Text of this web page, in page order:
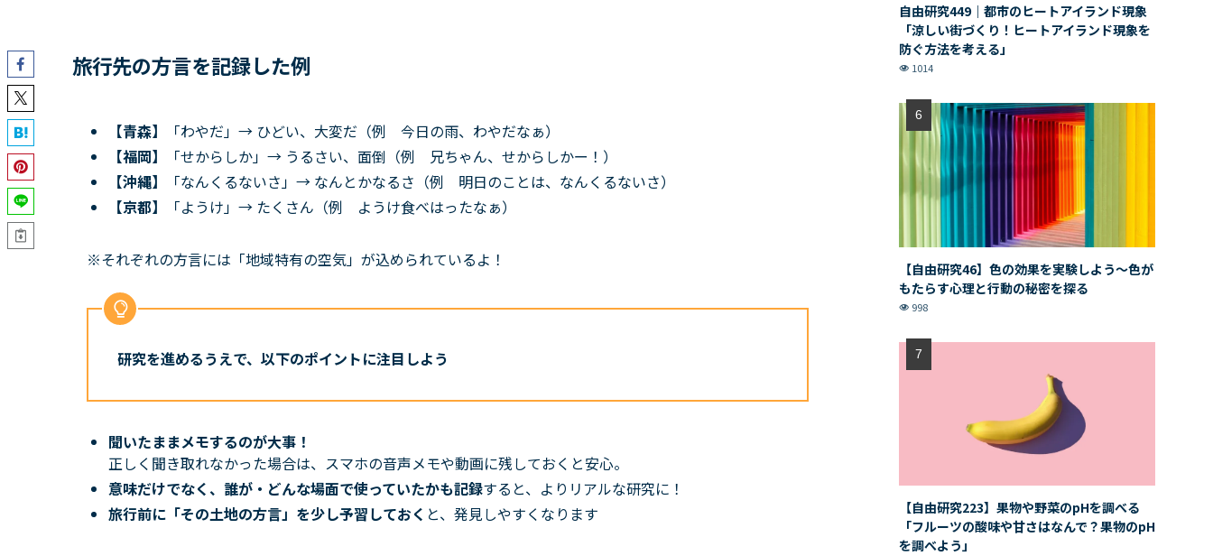
旅行先の方言を記録した例
【青森】
「わやだ」→ ひどい、大変だ（例 今日の雨、わやだなぁ）
【福岡】
「せからしか」→ うるさい、面倒（例 兄ちゃん、せからしかー！）
【沖縄】
「なんくるないさ」→ なんとかなるさ（例 明日のことは、なんくるないさ）
【京都】
「ようけ」→ たくさん（例 ようけ食べはったなぁ）
※それぞれの方言には「地域特有の空気」が込められているよ！
研究を進めるうえで、以下のポイントに注目しよう
聞いたままメモするのが大事！
正しく聞き取れなかった場合は、スマホの音声メモや動画に残しておくと安心。
意味だけでなく、誰が・どんな場面で使っていたかも記録すると、よりリアルな研究に！
旅行前に「その土地の方言」を少し予習しておく と、発見しやすくなります
自由研究449｜都市のヒートアイランド現象
「涼しい街づくり！ヒートアイランド現象を
防ぐ方法を考える」
1014
【自由研究46】色の効果を実験しよう〜色が
もたらす心理と行動の秘密を探る
998
【自由研究223】果物や野菜のpHを調べる
「フルーツの酸味や甘さはなんで？果物のpH
を調べよう」